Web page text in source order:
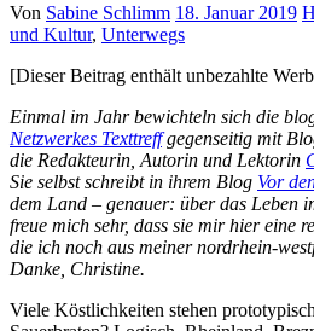
Von Sabine Schlimm 18. Januar 2019
und Kultur, Unterwegs
[Dieser Beitrag enthält unbezahlte
Einmal im Jahr bewichteln sich die
Netzwerkes Texttreffgegenseitig mit
die Redakteurin, Autorin und Lektorin
Sie selbst schreibt in ihrem Blog Vor
dem Land – genauer: über das Leben
freue mich sehr, dass sie mir hier eine
die ich noch aus meiner nordrhein-
Danke, Christine.
Viele Köstlichkeiten stehen